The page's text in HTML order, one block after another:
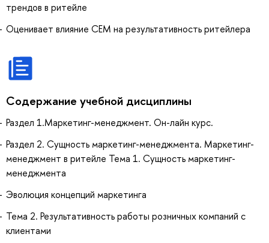
трендов в ритейле
Оценивает влияние СЕМ на результативность ритейлера
Содержание учебной дисциплины
Раздел 1.Маркетинг-менеджмент. Он-лайн курс.
Раздел 2. Сущность маркетинг-менеджмента. Маркетинг-
менеджмент в ритейле Тема 1. Сущность маркетинг-
менеджмента
Эволюция концепций маркетинга
Тема 2. Результативность работы розничных компаний с
клиентами